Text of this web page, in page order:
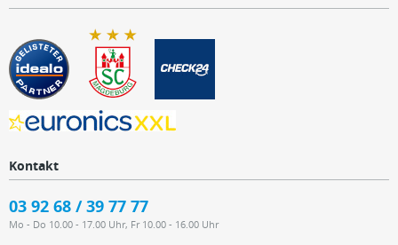
Kontakt
03 92 68 / 39 77 77
Mo - Do 10.00 - 17.00 Uhr, Fr 10.00 - 16.00 Uhr